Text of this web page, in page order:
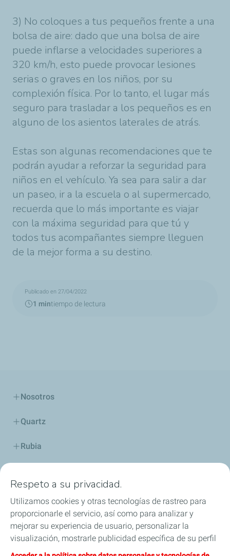
3) No coloques a tus pequeños frente a una
bolsa de aire: dado que una bolsa de aire
puede inflarse a velocidades superiores a
320 km/h, esto puede provocar lesiones
serias o graves en los niños, por su
complexión física. Por lo tanto, el lugar más
seguro para trasladar a los pequeños es en
alguno de los asientos laterales de atrás.
Estas son algunas recomendaciones que te
podrán ayudar a reforzar la seguridad para
niños en el vehículo. Ya sea para salir a dar
un paseo, ir a la escuela o al supermercado,
recuerda que lo más importante es viajar
con la máxima seguridad para que tú y
todos tus acompañantes siempre lleguen
de la mejor forma a su destino.
Publicado en 27/04/2022
1 mintiempo de lectura
Nosotros
Quartz
Rubia
Lubricantes y especialidades
Distribuidores
TWC
Respeto a su privacidad.
Utilizamos cookies y otras tecnologías de rastreo para
proporcionarle el servicio, así como para analizar y
mejorar su experiencia de usuario, personalizar la
visualización, mostrarle publicidad específica de su perfil
en este sitio y en nuestros sitios asociados, y permitirle